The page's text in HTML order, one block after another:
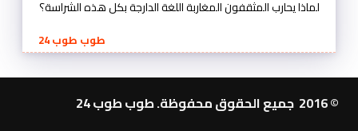
لماذا يحارب المثقفون المغاربة اللغة الدارجة بكل هذه الشراسة؟
طوب طوب 24
© 2016 جميع الحقوق محفوظة. طوب طوب 24